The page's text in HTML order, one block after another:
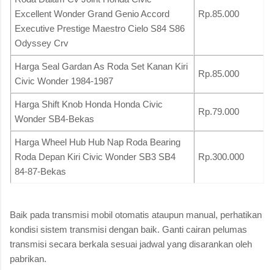
Excellent Wonder Grand Genio Accord
Executive Prestige Maestro Cielo S84 S86
Odyssey Crv
Rp.85.000
Harga Seal Gardan As Roda Set Kanan Kiri
Civic Wonder 1984-1987
Rp.85.000
Harga Shift Knob Honda Honda Civic
Wonder SB4-Bekas
Rp.79.000
Harga Wheel Hub Hub Nap Roda Bearing
Roda Depan Kiri Civic Wonder SB3 SB4
84-87-Bekas
Rp.300.000
Baik pada transmisi mobil otomatis ataupun manual, perhatikan
kondisi sistem transmisi dengan baik. Ganti cairan pelumas
transmisi secara berkala sesuai jadwal yang disarankan oleh
pabrikan.